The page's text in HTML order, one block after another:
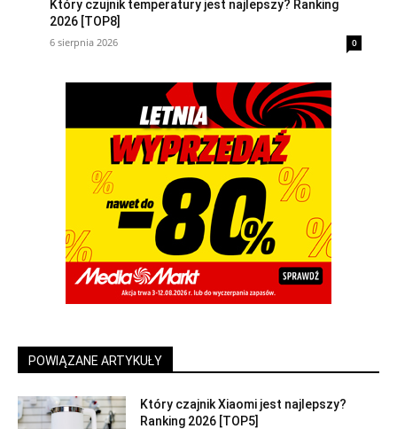
Który czujnik temperatury jest najlepszy? Ranking
2026 [TOP8]
6 sierpnia 2026 0
POWIĄZANE ARTYKUŁY
Który czajnik Xiaomi jest najlepszy?
Ranking 2026 [TOP5]